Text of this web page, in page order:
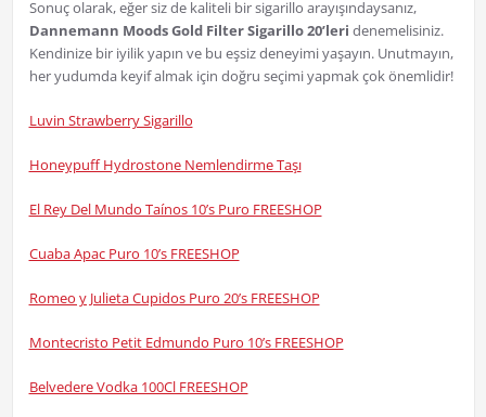
Sonuç olarak, eğer siz de kaliteli bir sigarillo arayışındaysanız,
Dannemann Moods Gold Filter Sigarillo 20’leri denemelisiniz.
Kendinize bir iyilik yapın ve bu eşsiz deneyimi yaşayın. Unutmayın,
her yudumda keyif almak için doğru seçimi yapmak çok önemlidir!
Luvin Strawberry Sigarillo
Honeypuff Hydrostone Nemlendirme Taşı
El Rey Del Mundo Taínos 10’s Puro FREESHOP
Cuaba Apac Puro 10’s FREESHOP
Romeo y Julieta Cupidos Puro 20’s FREESHOP
Montecristo Petit Edmundo Puro 10’s FREESHOP
Belvedere Vodka 100Cl FREESHOP